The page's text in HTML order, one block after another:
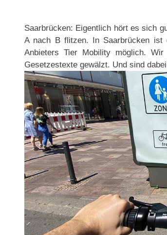
Saarbrücken: Eigentlich hört es sich
A nach B flitzen. In Saarbrücken ist
Anbieters Tier Mobility möglich.
Gesetzestexte gewälzt. Und sind